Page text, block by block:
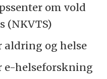
om vold
(NKVTS)
aldring og helse
e-helseforskning